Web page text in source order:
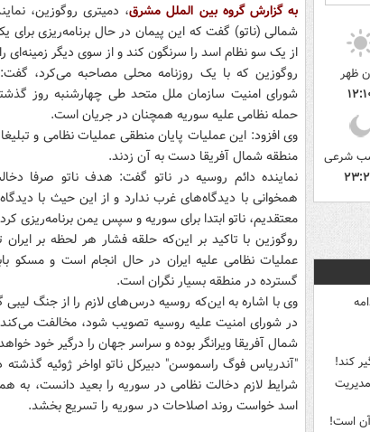
ظهر
شرعی
کند!
آن است!
به گزارش گروه بین الملل مشرق، دمیتری روگوزین،
شمالی (ناتو) گفت که این پیمان در حال برنامه‌ریزی
از یک سو نظام اسد را سرنگون کند و از سوی دیگر زمینه‌ای
روگوزین که با یک روزنامه محلی مصاحبه می‌کرد،
شورای امنیت سازمان ملل متحد طی چهارشنبه روز
حمله نظامی علیه سوریه همچنان در جریان است.
وی افزود: این عملیات پایان منطقی عملیات نظامی و
منطقه شمال آفریقا دست به آن زدند.
نماینده دائم روسیه در ناتو گفت: هدف ناتو صرفا
همخوانی با دیدگاه‌های غرب ندارد و از این حیث با
معتقدیم، ناتو ابتدا برای سوریه و سپس یمن برنامه‌ریزی
روگوزین با تاکید بر این‌که حلقه فشار هر لحظه بر
عملیات نظامی علیه ایران در حال انجام است و مسکو
گسترده در منطقه بسیار نگران است.
وی با اشاره به این‌که روسیه درس‌های لازم را از جنگ لیبی
در شورای امنیت علیه روسیه تصویب شود، مخالفت
شمال آفریقا ویرانگر بوده و سراسر جهان را درگیر خود
"آندریاس فوگ راسموسن" دبیرکل ناتو اواخر ژوئیه
شرایط لازم دخالت نظامی در سوریه را بعید دانست، به
اسد خواست روند اصلاحات در سوریه را تسریع بخشد.